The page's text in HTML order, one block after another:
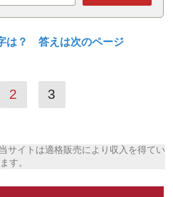
は？ 答えは次のページ
2 3
サイトは適格販売により収入を得てい
ます。